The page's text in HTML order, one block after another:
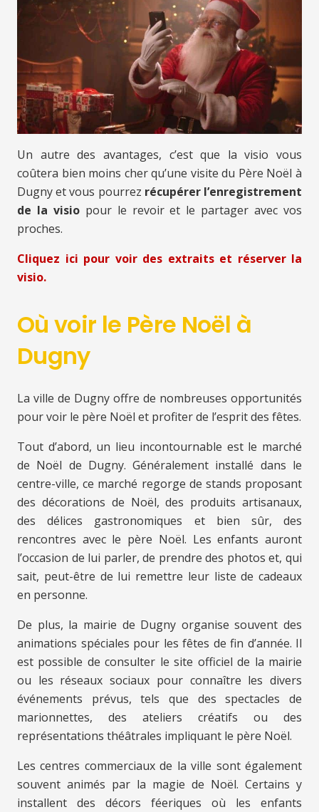
Un autre des avantages, c’est que la visio vous
coûtera bien moins cher qu’une visite du Père Noël à
Dugny et vous pourrez récupérer l’enregistrement
de la visiopour le revoir et le partager avec vos
proches.
Cliquez ici pour voir des extraits et réserver la
visio.
Où voir le Père Noël à
Dugny
La ville de Dugny offre de nombreuses opportunités
pour voir le père Noël et profiter de l’esprit des fêtes.
Tout d’abord, un lieu incontournable est le marché
de Noël de Dugny. Généralement installé dans le
centre-ville, ce marché regorge de stands proposant
des décorations de Noël, des produits artisanaux,
des délices gastronomiques et bien sûr, des
rencontres avec le père Noël. Les enfants auront
l’occasion de lui parler, de prendre des photos et, qui
sait, peut-être de lui remettre leur liste de cadeaux
en personne.
De plus, la mairie de Dugny organise souvent des
animations spéciales pour les fêtes de fin d’année. Il
est possible de consulter le site officiel de la mairie
ou les réseaux sociaux pour connaître les divers
événements prévus, tels que des spectacles de
marionnettes, des ateliers créatifs ou des
représentations théâtrales impliquant le père Noël.
Les centres commerciaux de la ville sont également
souvent animés par la magie de Noël. Certains y
installent des décors féeriques où les enfants